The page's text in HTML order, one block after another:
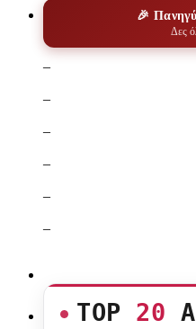
🎉
Δες
–
–
–
–
–
–
TOP 20